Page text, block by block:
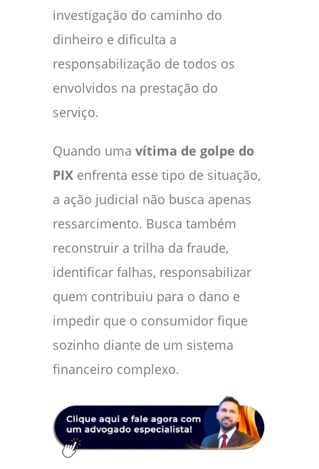
investigação do caminho do
dinheiro e dificulta a
responsabilização de todos os
envolvidos na prestação do
serviço.
Quando uma vítima de golpe do
PIX enfrenta esse tipo de situação,
a ação judicial não busca apenas
ressarcimento. Busca também
reconstruir a trilha da fraude,
identificar falhas, responsabilizar
quem contribuiu para o dano e
impedir que o consumidor fique
sozinho diante de um sistema
financeiro complexo.